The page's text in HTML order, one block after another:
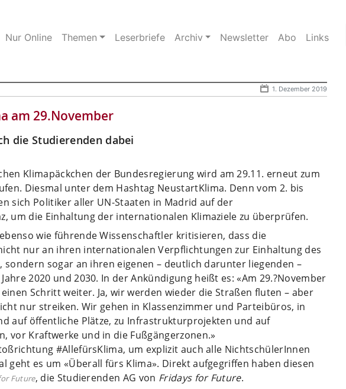
Nur Online Themen Leserbriefe Archiv Newsletter Abo Links
1. Dezember 2019
am 29.November
die Studierenden dabei
Klimapäckchen der Bundesregierung wird am 29.11. erneut zum
Diesmal unter dem Hashtag NeustartKlima. Denn vom 2. bis
sich Politiker aller UN-Staaten in Madrid auf der
um die Einhaltung der internationalen Klimaziele zu überprüfen.
wie führende Wissenschaftler kritisieren, dass die
nur an ihren internationalen Verpflichtungen zur Einhaltung des
sondern sogar an ihren eigenen – deutlich darunter liegenden –
2020 und 2030. In der Ankündigung heißt es: «Am 29.?November
Schritt weiter. Ja, wir werden wieder die Straßen fluten – aber
nur streiken. Wir gehen in Klassenzimmer und Parteibüros, in
auf öffentliche Plätze, zu Infrastrukturprojekten und auf
vor Kraftwerke und in die Fußgängerzonen.»
#AllefürsKlima, um explizit auch alle NichtschülerInnen
geht es um «Überall fürs Klima». Direkt aufgegriffen haben diesen
Future, die Studierenden AG von Fridays for Future.